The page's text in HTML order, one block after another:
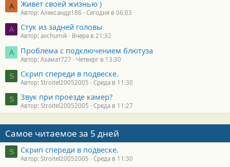
А Живет своей жизнью )
Автор: Александр186 Сегодня в 06:03
A Стук из задней головы
Автор: avchumik Вчера в 21:32
А Проблема с подключением блютуза
Автор: Азамат727 Четверг в 13:30
S Скрип спереди в подвеске.
Автор: Stroitel20052005 Среда в 11:30
S Звук при проезде камер?
Автор: Stroitel20052005 Среда в 11:27
Самое читаемое за 5 дней
S Скрип спереди в подвеске.
Автор: Stroitel20052005 Среда в 11:30